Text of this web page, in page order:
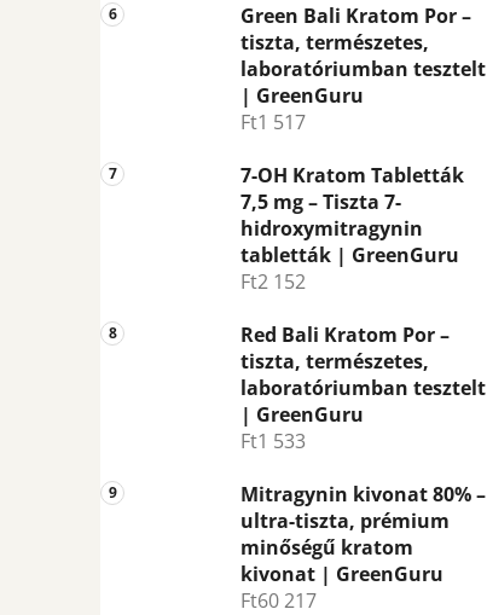
Green Bali Kratom Por –
tiszta, természetes,
laboratóriumban tesztelt
| GreenGuru
Ft1 517
7-OH Kratom Tabletták
7,5 mg – Tiszta 7-
hidroxymitragynin
tabletták | GreenGuru
Ft2 152
Red Bali Kratom Por –
tiszta, természetes,
laboratóriumban tesztelt
| GreenGuru
Ft1 533
Mitragynin kivonat 80% –
ultra-tiszta, prémium
minőségű kratom
kivonat | GreenGuru
Ft60 217